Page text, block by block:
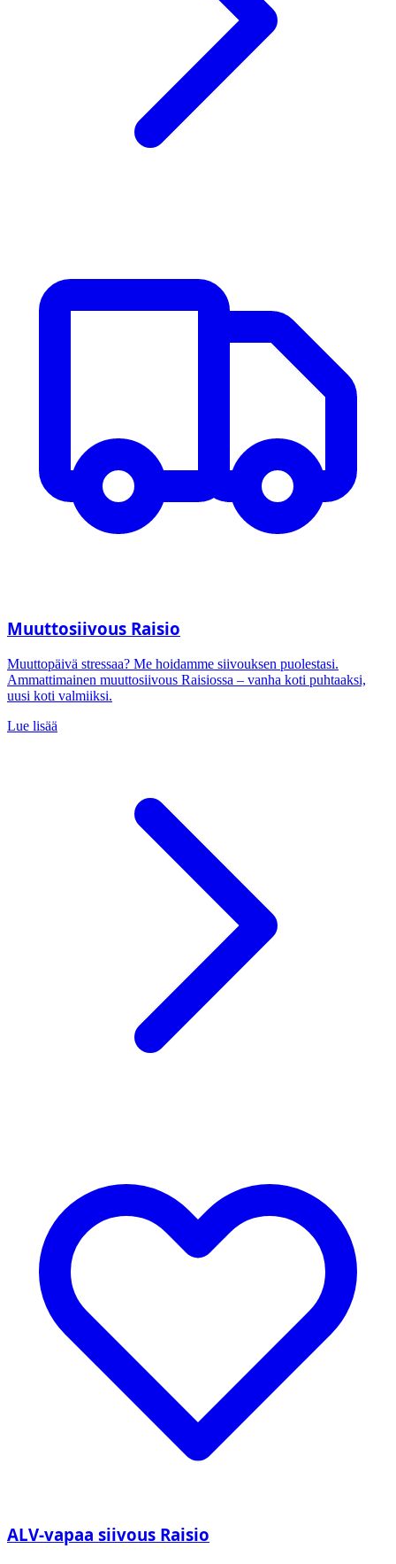
Muuttosiivous Raisio
Muuttopäivä stressaa? Me hoidamme siivouksen puolestasi.
Ammattimainen muuttosiivous Raisiossa – vanha koti puhtaaksi,
uusi koti valmiiksi.
Lue lisää
ALV-vapaa siivous Raisio